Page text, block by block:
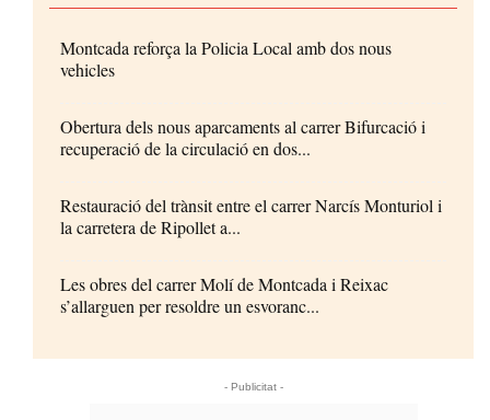
Montcada reforça la Policia Local amb dos nous
vehicles
Obertura dels nous aparcaments al carrer Bifurcació i
recuperació de la circulació en dos...
Restauració del trànsit entre el carrer Narcís Monturiol i
la carretera de Ripollet a...
Les obres del carrer Molí de Montcada i Reixac
s’allarguen per resoldre un esvoranc...
- Publicitat -